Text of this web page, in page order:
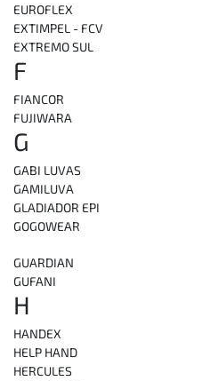
EUROFLEX
EXTIMPEL - FCV
EXTREMO SUL
F
FIANCOR
FUJIWARA
G
GABI LUVAS
GAMILUVA
GLADIADOR EPI
GOGOWEAR
GUARDIAN
GUFANI
H
HANDEX
HELP HAND
HERCULES